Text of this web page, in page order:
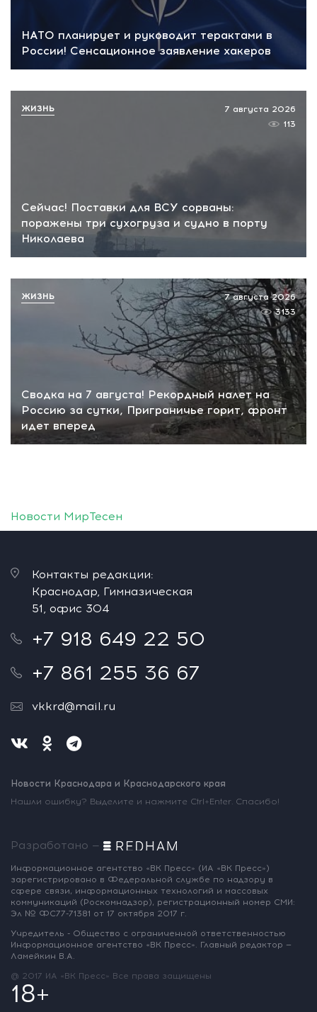
НАТО планирует и руководит терактами в
России! Сенсационное заявление хакеров
Сейчас! Поставки для ВСУ сорваны:
поражены три сухогруза и судно в порту
Николаева
7 августа 2026
113
ЖИЗНЬ
Сводка на 7 августа! Рекордный налет на
Россию за сутки, Приграничье горит, фронт
идет вперед
7 августа 2026
3133
ЖИЗНЬ
Новости МирТесен
Контакты редакции:
Краснодар, Гимназическая
51, офис 304
+7 918 649 22 50
+7 861 255 36 67
vkkrd@mail.ru
Новости Краснодара и Краснодарского края
Нашли ошибку? Выделите и нажмите Ctrl+Enter. Спасибо!
Разработано —
Информационное агентство «ВК Пресс» (ИА «ВК Пресс»)
зарегистрировано в Федеральной службе по надзору в
сфере связи, информационных технологий и массовых
коммуникаций (Роскомнадзор), регистрационный номер СМИ:
Эл № ФС77-71381 от 17 октября 2017 г.
Учредитель - Общество с ограниченной ответственностью
Информационное агентство «ВК Пресс». Главный редактор —
Ламейкин В.А.
@ 2017 ИА «ВК Пресс» Все права защищены
18+